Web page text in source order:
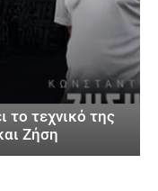
το τεχνικό της
Ζήση